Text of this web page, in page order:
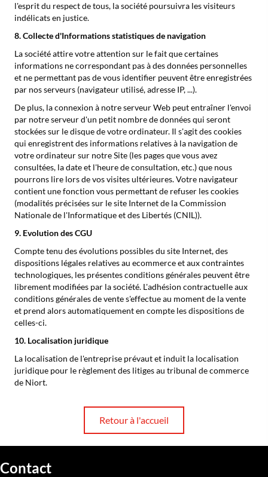
l'esprit du respect de tous, la société poursuivra les visiteurs
indélicats en justice.
8. Collecte d'Informations statistiques de navigation
La société attire votre attention sur le fait que certaines
informations ne correspondant pas à des données personnelles
et ne permettant pas de vous identifier peuvent être enregistrées
par nos serveurs (navigateur utilisé, adresse IP, ...).
De plus, la connexion à notre serveur Web peut entraîner l'envoi
par notre serveur d'un petit nombre de données qui seront
stockées sur le disque de votre ordinateur. Il s'agit des cookies
qui enregistrent des informations relatives à la navigation de
votre ordinateur sur notre Site (les pages que vous avez
consultées, la date et l'heure de consultation, etc.) que nous
pourrons lire lors de vos visites ultérieures. Votre navigateur
contient une fonction vous permettant de refuser les cookies
(modalités précisées sur le site Internet de la Commission
Nationale de l'Informatique et des Libertés (CNIL)).
9. Evolution des CGU
Compte tenu des évolutions possibles du site Internet, des
dispositions légales relatives au ecommerce et aux contraintes
technologiques, les présentes conditions générales peuvent être
librement modifiées par la société. L'adhésion contractuelle aux
conditions générales de vente s'effectue au moment de la vente
et prend alors automatiquement en compte les dispositions de
celles-ci.
10. Localisation juridique
La localisation de l'entreprise prévaut et induit la localisation
juridique pour le règlement des litiges au tribunal de commerce
de Niort.
Retour à l'accueil
Contact